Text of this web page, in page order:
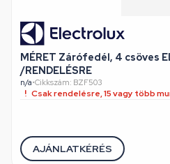
MÉRET Zárófedél, 4 csöves
/RENDELÉSRE
n/a•Cikkszám: BZF503
Csak rendelésre, 15 vagy több
AJÁNLATKÉRÉS